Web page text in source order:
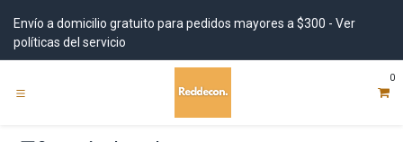
Envío a domicilio gratuito para pedidos mayores a $300 - Ver
políticas del servicio
0